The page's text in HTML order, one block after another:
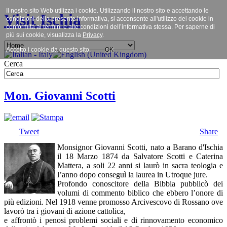
Visit Ischia
Cerca
Mon. Giovanni Scotti
Tweet
Share
Monsignor Giovanni Scotti, nato a Barano d'Ischia
il 18 Marzo 1874 da Salvatore Scotti e Caterina
Mattera, a soli 22 anni si laurò in sacra teologia e
l’anno dopo conseguì la laurea in Utroque jure.
Profondo conoscitore della Bibbia pubblicò dei
volumi di commento biblico che ebbero l’onore di
più edizioni. Nel 1918 venne promosso Arcivescovo di Rossano ove
lavorò tra i giovani di azione cattolica,
e affrontò i penosi problemi sociali e di rinnovamento economico
Il nostro sito Web utilizza i cookie. Utilizzando il nostro sito e accettando le
condizioni della presente informativa, si acconsente all'utilizzo dei cookie in
conformità ai termini e alle condizioni dell’informativa stessa. Per saperne di
più sui cookie, visualizza la Privacy.
Accetto i cookie da questo sito. OK